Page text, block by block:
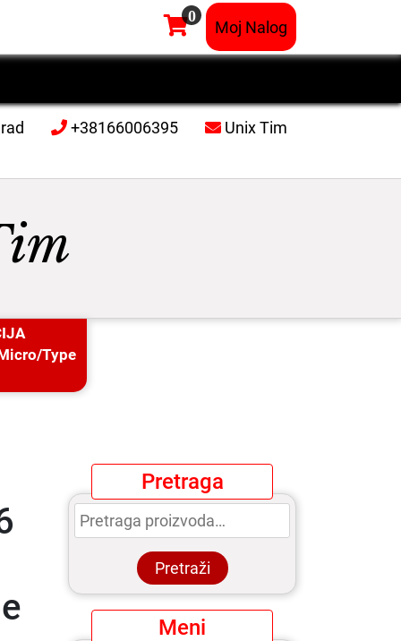
0
Moj Nalog
+38166006395 Unix Tim
Type
Pretraga
Pretraga
za:
Pretraži
Meni